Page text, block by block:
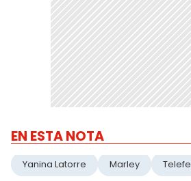
EN ESTA NOTA
Yanina Latorre Marley Telefe